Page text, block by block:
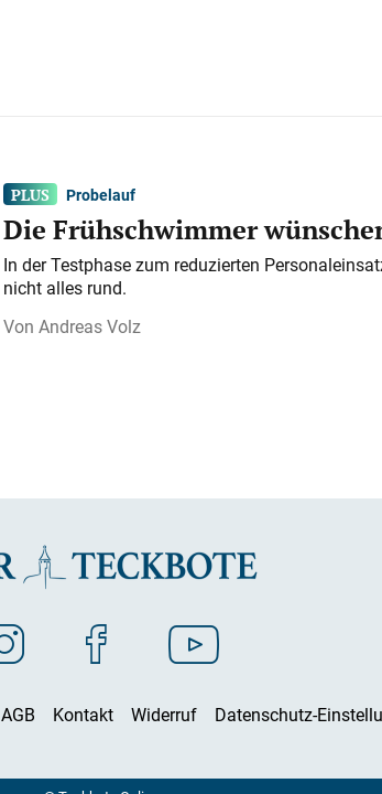
Probelauf
Die Frühschwimmer
In der Testphase zum reduzierten
nicht alles rund.
Andreas Volz
AGB Kontakt Widerruf Datenschutz-